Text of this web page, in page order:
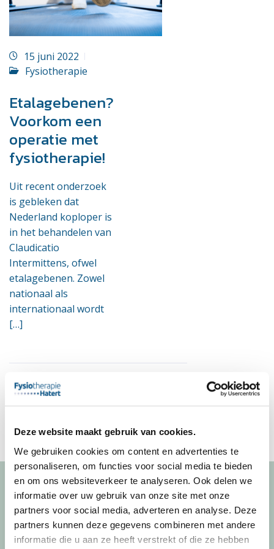
Deze website maakt gebruik van cookies.
We gebruiken cookies om content en advertenties te
personaliseren, om functies voor social media te bieden
en om ons websiteverkeer te analyseren. Ook delen we
informatie over uw gebruik van onze site met onze
partners voor social media, adverteren en analyse. Deze
partners kunnen deze gegevens combineren met andere
informatie die u aan ze heeft verstrekt of die ze hebben
15 juni 2022
Fysiotherapie
Etalagebenen?
Voorkom een
operatie met
fysiotherapie!
Uit recent onderzoek
is gebleken dat
Nederland koploper is
in het behandelen van
Claudicatio
Intermittens, ofwel
etalagebenen. Zowel
nationaal als
internationaal wordt
[…]
Fysiotherapie Hatert